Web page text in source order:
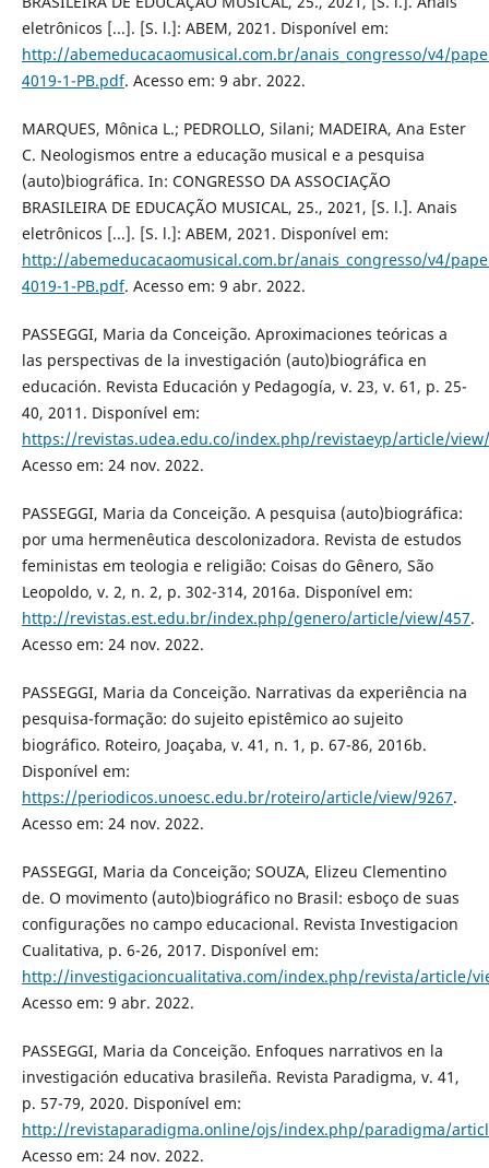
eletrônicos [...]. [S. l.]: ABEM, 2021. Disponível em:
http://abemeducacaomusical.com.br/anais_congresso/v4/
4019-1-PB.pdf. Acesso em: 9 abr. 2022.
MARQUES, Mônica L.; PEDROLLO, Silani; MADEIRA, Ana Ester
C. Neologismos entre a educação musical e a pesquisa
(auto)biográfica. In: CONGRESSO DA ASSOCIAÇÃO
BRASILEIRA DE EDUCAÇÃO MUSICAL, 25., 2021, [S. l.]. Anais
eletrônicos [...]. [S. l.]: ABEM, 2021. Disponível em:
http://abemeducacaomusical.com.br/anais_congresso/v4/
4019-1-PB.pdf. Acesso em: 9 abr. 2022.
PASSEGGI, Maria da Conceição. Aproximaciones teóricas a
las perspectivas de la investigación (auto)biográfica en
educación. Revista Educación y Pedagogía, v. 23, v. 61, p. 25-
40, 2011. Disponível em:
https://revistas.udea.edu.co/index.php/revistaeyp/article/
Acesso em: 24 nov. 2022.
PASSEGGI, Maria da Conceição. A pesquisa (auto)biográfica:
por uma hermenêutica descolonizadora. Revista de estudos
feministas em teologia e religião: Coisas do Gênero, São
Leopoldo, v. 2, n. 2, p. 302-314, 2016a. Disponível em:
http://revistas.est.edu.br/index.php/genero/article/view/457.
Acesso em: 24 nov. 2022.
PASSEGGI, Maria da Conceição. Narrativas da experiência na
pesquisa-formação: do sujeito epistêmico ao sujeito
biográfico. Roteiro, Joaçaba, v. 41, n. 1, p. 67-86, 2016b.
Disponível em:
https://periodicos.unoesc.edu.br/roteiro/article/view/9267.
Acesso em: 24 nov. 2022.
PASSEGGI, Maria da Conceição; SOUZA, Elizeu Clementino
de. O movimento (auto)biográfico no Brasil: esboço de suas
configurações no campo educacional. Revista Investigacion
Cualitativa, p. 6-26, 2017. Disponível em:
http://investigacioncualitativa.com/index.php/revista/article/
Acesso em: 9 abr. 2022.
PASSEGGI, Maria da Conceição. Enfoques narrativos en la
investigación educativa brasileña. Revista Paradigma, v. 41,
p. 57-79, 2020. Disponível em:
http://revistaparadigma.online/ojs/index.php/paradigma/
Acesso em: 24 nov. 2022.